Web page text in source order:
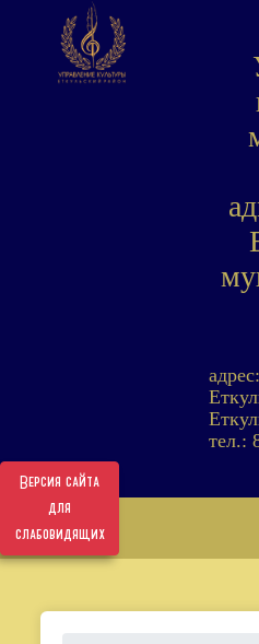
Версия сайта
для
слабовидящих
тел.: